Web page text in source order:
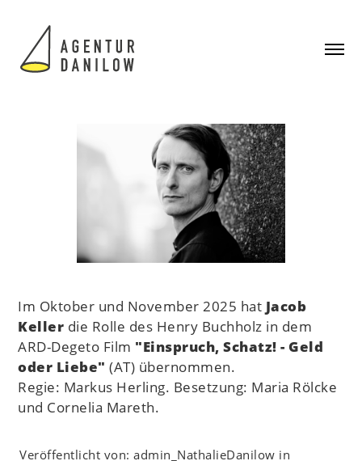
Im Oktober und November 2025 hat Jacob
Keller die Rolle des Henry Buchholz in dem
ARD-Degeto Film "Einspruch, Schatz! - Geld
oder Liebe" (AT) übernommen.
Regie: Markus Herling. Besetzung: Maria Rölcke
und Cornelia Mareth.
Veröffentlicht von: admin_NathalieDanilow in